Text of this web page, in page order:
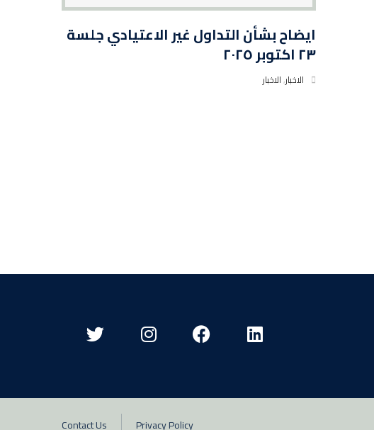
ايضاح بشأن التداول غير الاعتيادي جلسة
٢٣ اكتوبر ٢٠٢٥
الاخبار,الاخبار
Contact Us Privacy Policy